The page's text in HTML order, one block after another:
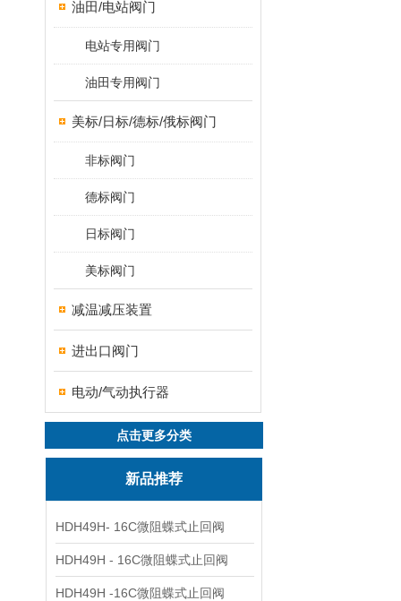
油田/电站阀门
电站专用阀门
油田专用阀门
美标/日标/德标/俄标阀门
非标阀门
德标阀门
日标阀门
美标阀门
减温减压装置
进出口阀门
电动/气动执行器
点击更多分类
新品推荐
HDH49H- 16C微阻蝶式止回阀
HDH49H - 16C微阻蝶式止回阀
HDH49H -16C微阻蝶式止回阀